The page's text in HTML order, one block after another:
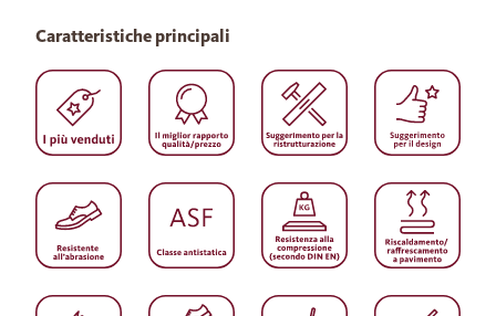
Caratteristiche principali